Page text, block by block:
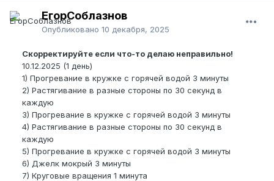
ЕгорСоблазнов
Опубликовано 10 декабря, 2025
Скорректируйте если что-то делаю неправильно!
10.12.2025 (1 день)
1) Прогревание в кружке с горячей водой 3 минуты
2) Растягивание в разные стороны по 30 секунд в
каждую
3) Прогревание в кружке с горячей водой 3 минуты
4) Растягивание в разные стороны по 30 секунд в
каждую
5) Прогревание в кружке с горячей водой 3 минуты
6) Джелк мокрый 3 минуты
7) Круговые вращения 1 минута